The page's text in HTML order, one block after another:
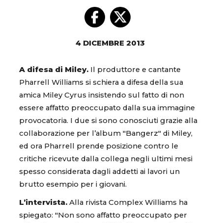
4 DICEMBRE 2013
A difesa di Miley. Il produttore e cantante
Pharrell Williams si schiera a difesa della sua
amica Miley Cyrus insistendo sul fatto di non
essere affatto preoccupato dalla sua immagine
provocatoria. I due si sono conosciuti grazie alla
collaborazione per l’album "Bangerz" di Miley,
ed ora Pharrell prende posizione contro le
critiche ricevute dalla collega negli ultimi mesi
spesso considerata dagli addetti ai lavori un
brutto esempio per i giovani.
L’intervista. Alla rivista Complex Williams ha
spiegato: "Non sono affatto preoccupato per